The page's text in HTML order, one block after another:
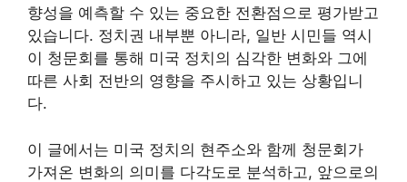
향성을 예측할 수 있는 중요한 전환점으로 평가받고
있습니다. 정치권 내부뿐 아니라, 일반 시민들 역시
이 청문회를 통해 미국 정치의 심각한 변화와 그에
따른 사회 전반의 영향을 주시하고 있는 상황입니
다.
이 글에서는 미국 정치의 현주소와 함께 청문회가
가져온 변화의 의미를 다각도로 분석하고, 앞으로의